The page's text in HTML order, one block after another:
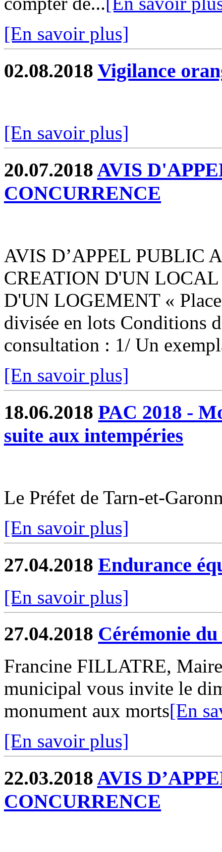
[En savoir plus]
02.08.2018 Vigilance
[En savoir plus]
20.07.2018 AVIS
CONCURRENCE
AVIS D’APPEL PUBLIC
CREATION D'UN
D'UN LOGEMENT «
divisée en lots Conditions
consultation : 1/ Un
[En savoir plus]
18.06.2018 PAC 2018 -
suite aux intempéries
Le Préfet de Tarn-et-
[En savoir plus]
27.04.2018 Endurance
[En savoir plus]
27.04.2018 Cérémonie
Francine FILLATRE,
municipal vous invite le
monument aux morts[En
[En savoir plus]
22.03.2018 AVIS
CONCURRENCE